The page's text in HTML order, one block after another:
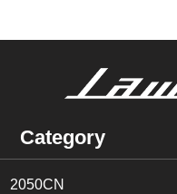
Category
2050CN